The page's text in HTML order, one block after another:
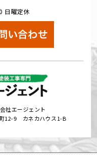
日曜定休
社エージェント
12-9 カネカハウス1-B